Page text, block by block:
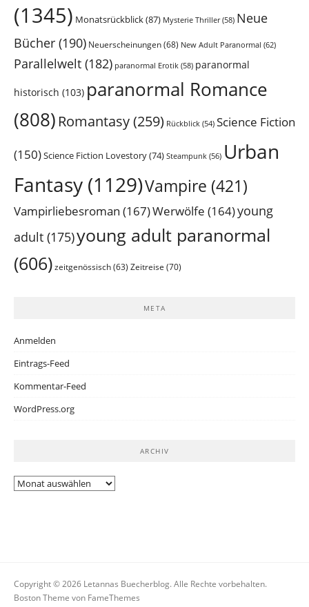
(1345) Monatsrückblick(87) Mysterie Thriller(58) Neue
Bücher (190) Neuerscheinungen(68) New Adult Paranormal (62)
Parallelwelt (182) paranormal Erotik (58) paranormal
historisch (103) paranormal Romance
(808) Romantasy(259) Rückblick (54) Science Fiction
(150)Science Fiction Lovestory(74) Steampunk (56) Urban
Fantasy (1129)Vampire (421)
Vampirliebesroman (167)Werwölfe (164)young
adult (175)young adult paranormal
(606) zeitgenössisch (63) Zeitreise (70)
META
Anmelden
Eintrags-Feed
Kommentar-Feed
WordPress.org
ARCHIV
Archiv
Copyright © 2026 Letannas Buecherblog. Alle Rechte vorbehalten.
Boston Theme von FameThemes